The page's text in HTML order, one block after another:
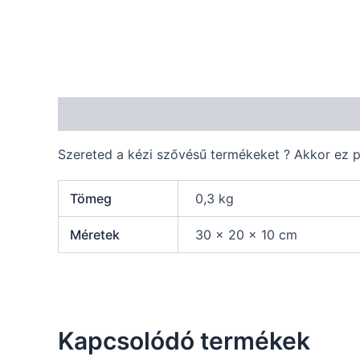
Szereted a kézi szővésű termékeket ? Akkor ez
Tömeg 0,3 kg
Méretek 30 × 20 × 10 cm
Kapcsolódó termékek